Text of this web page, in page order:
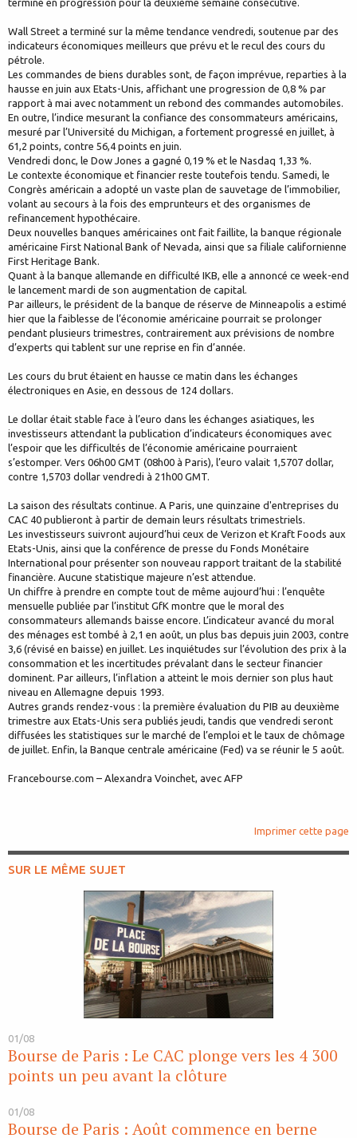
terminé en progression pour la deuxième semaine consécutive.
Wall Street a terminé sur la même tendance vendredi, soutenue par des
indicateurs économiques meilleurs que prévu et le recul des cours du
pétrole.
Les commandes de biens durables sont, de façon imprévue, reparties à la
hausse en juin aux Etats-Unis, affichant une progression de 0,8 % par
rapport à mai avec notamment un rebond des commandes automobiles.
En outre, l’indice mesurant la confiance des consommateurs américains,
mesuré par l’Université du Michigan, a fortement progressé en juillet, à
61,2 points, contre 56,4 points en juin.
Vendredi donc, le Dow Jones a gagné 0,19 % et le Nasdaq 1,33 %.
Le contexte économique et financier reste toutefois tendu. Samedi, le
Congrès américain a adopté un vaste plan de sauvetage de l’immobilier,
volant au secours à la fois des emprunteurs et des organismes de
refinancement hypothécaire.
Deux nouvelles banques américaines ont fait faillite, la banque régionale
américaine First National Bank of Nevada, ainsi que sa filiale californienne
First Heritage Bank.
Quant à la banque allemande en difficulté IKB, elle a annoncé ce week-end
le lancement mardi de son augmentation de capital.
Par ailleurs, le président de la banque de réserve de Minneapolis a estimé
hier que la faiblesse de l’économie américaine pourrait se prolonger
pendant plusieurs trimestres, contrairement aux prévisions de nombre
d’experts qui tablent sur une reprise en fin d’année.
Les cours du brut étaient en hausse ce matin dans les échanges
électroniques en Asie, en dessous de 124 dollars.
Le dollar était stable face à l’euro dans les échanges asiatiques, les
investisseurs attendant la publication d’indicateurs économiques avec
l’espoir que les difficultés de l’économie américaine pourraient
s’estomper. Vers 06h00 GMT (08h00 à Paris), l’euro valait 1,5707 dollar,
contre 1,5703 dollar vendredi à 21h00 GMT.
La saison des résultats continue. A Paris, une quinzaine d'entreprises du
CAC 40 publieront à partir de demain leurs résultats trimestriels.
Les investisseurs suivront aujourd’hui ceux de Verizon et Kraft Foods aux
Etats-Unis, ainsi que la conférence de presse du Fonds Monétaire
International pour présenter son nouveau rapport traitant de la stabilité
financière. Aucune statistique majeure n’est attendue.
Un chiffre à prendre en compte tout de même aujourd’hui : l’enquête
mensuelle publiée par l’institut GfK montre que le moral des
consommateurs allemands baisse encore. L’indicateur avancé du moral
des ménages est tombé à 2,1 en août, un plus bas depuis juin 2003, contre
3,6 (révisé en baisse) en juillet. Les inquiétudes sur l’évolution des prix à la
consommation et les incertitudes prévalant dans le secteur financier
dominent. Par ailleurs, l’inflation a atteint le mois dernier son plus haut
niveau en Allemagne depuis 1993.
Autres grands rendez-vous : la première évaluation du PIB au deuxième
trimestre aux Etats-Unis sera publiés jeudi, tandis que vendredi seront
diffusées les statistiques sur le marché de l’emploi et le taux de chômage
de juillet. Enfin, la Banque centrale américaine (Fed) va se réunir le 5 août.
Francebourse.com – Alexandra Voinchet, avec AFP
Imprimer cette page
SUR LE MÊME SUJET
01/08
Bourse de Paris : Le CAC plonge vers les 4 300
points un peu avant la clôture
01/08
Bourse de Paris : Août commence en berne